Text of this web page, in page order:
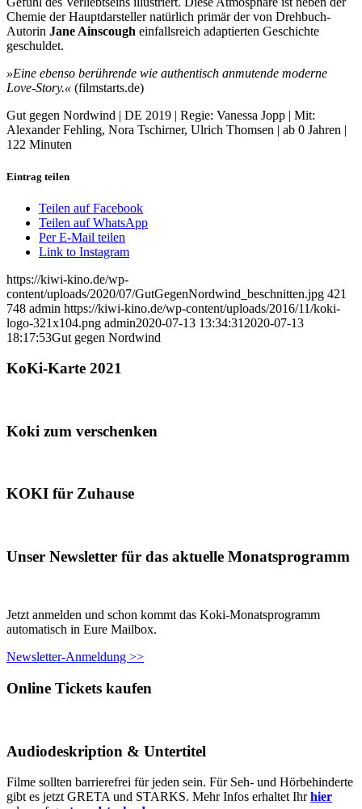
Chemie der Hauptdarsteller natürlich primär der von Drehbuch-
Autorin Jane Ainscough einfallsreich adaptierten Geschichte
geschuldet.
»Eine ebenso berührende wie authentisch anmutende moderne
Love-Story.« (filmstarts.de)
Gut gegen Nordwind | DE 2019 | Regie: Vanessa Jopp | Mit:
Alexander Fehling, Nora Tschirner, Ulrich Thomsen | ab 0 Jahren |
122 Minuten
Eintrag teilen
Teilen auf Facebook
Teilen auf WhatsApp
Per E-Mail teilen
Link to Instagram
https://kiwi-kino.de/wp-
content/uploads/2020/07/GutGegenNordwind_beschnitten.jpg 421
748 admin https://kiwi-kino.de/wp-content/uploads/2016/11/koki-
logo-321x104.png admin2020-07-13 13:34:31 2020-07-13
18:17:53Gut gegen Nordwind
KoKi-Karte 2021
Koki zum verschenken
KOKI für Zuhause
Unser Newsletter für das aktuelle Monatsprogramm
Jetzt anmelden und schon kommt das Koki-Monatsprogramm
automatisch in Eure Mailbox.
Newsletter-Anmeldung >>
Online Tickets kaufen
Audiodeskription & Untertitel
Filme sollten barrierefrei für jeden sein. Für Seh- und Hörbehinderte
gibt es jetzt GRETA und STARKS. Mehr Infos erhaltet Ihrhier